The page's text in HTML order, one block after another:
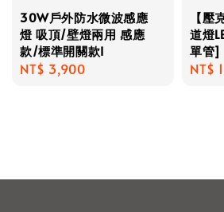
30W戶外防水微波感應
燈 吸頂/壁燈兩用 感應
款/標準開關款I
Regular
NT$ 3,900
【壓
道燈
單管]
NT$